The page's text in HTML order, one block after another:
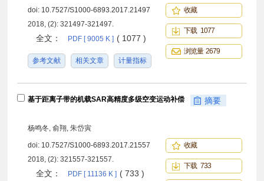
doi: 10.7527/S1000-6893.2017.21497
2018, (2): 321497-321497.
全文： PDF [ 9005 K ] ( 1077 )
参考文献 相关文章 计量指标
收藏
下载 1077
浏览量 2679
基于距离子带的机载SAR高精度多级空变运动补偿 摘要
杨鸣冬, 俞翔, 朱岱寅
doi: 10.7527/S1000-6893.2017.21557
2018, (2): 321557-321557.
全文： PDF [ 11136 K ] ( 733 )
收藏
下载 733